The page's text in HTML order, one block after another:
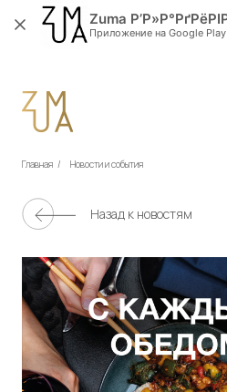
Главная / Новости и события
Назад к новостям
Приложение на Google Play